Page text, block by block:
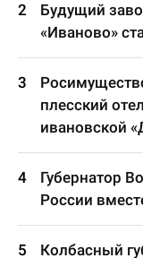
Будущий
«Иваново»
плесский
ивановской
Губернатор
России
Колбасный